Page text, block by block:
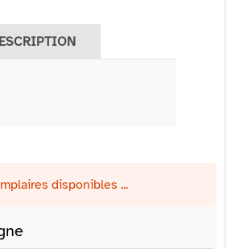
disponibles ...